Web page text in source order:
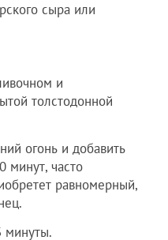
сыра или
и
толстодонной
огонь и добавить
минут, часто
равномерный,
минуты.